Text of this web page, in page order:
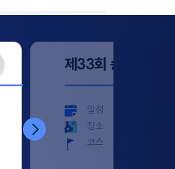
제33회 송암배 아
일정
장소
코스